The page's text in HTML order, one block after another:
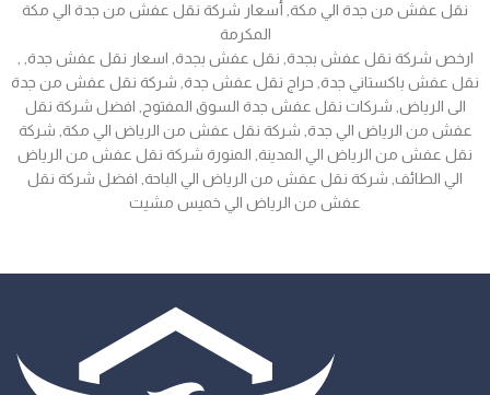
نقل عفش من جدة الي مكة, أسعار شركة نقل عفش من جدة الي مكة
المكرمة
نقل عفش باكستاني جدة, حراج نقل عفش جدة, شركة نقل عفش من جدة
الى الرياض, شركات نقل عفش جدة السوق المفتوح, افضل شركة نقل
عفش من الرياض الي جدة, شركة نقل عفش من الرياض الي مكة, شركة
نقل عفش من الرياض الي المدينة, المنورة شركة نقل عفش من الرياض
الي الطائف, شركة نقل عفش من الرياض الي الباحة, افضل شركة نقل
عفش من الرياض الي خميس مشيت